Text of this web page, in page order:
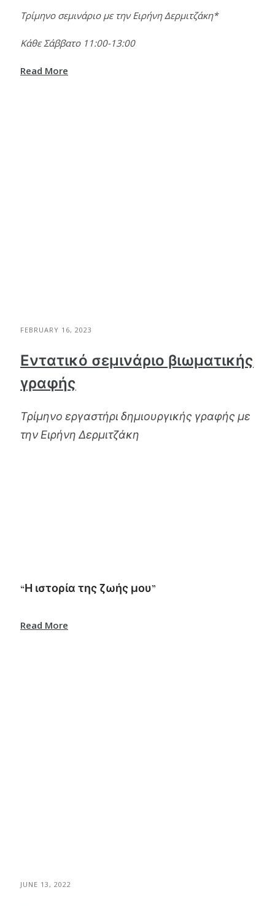
Τρίμηνο σεμινάριο με την Ειρήνη Δερμιτζάκη*
Κάθε Σάββατο 11:00-13:00
Read More
FEBRUARY 16, 2023
Εντατικό σεμινάριο βιωματικής
γραφής
Τρίμηνο εργαστήρι δημιουργικής γραφής με
την Ειρήνη Δερμιτζάκη
“Η ιστορία της ζωής μου”
Read More
JUNE 13, 2022